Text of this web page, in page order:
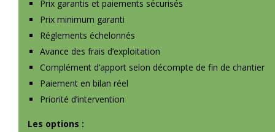
Prix garantis et paiements sécurisés
Prix minimum garanti
Réglements échelonnés
Avance des frais d’exploitation
Complément d’apport selon décompte de fin de chantier
Paiement en bilan réel
Priorité d’intervention
Les options :